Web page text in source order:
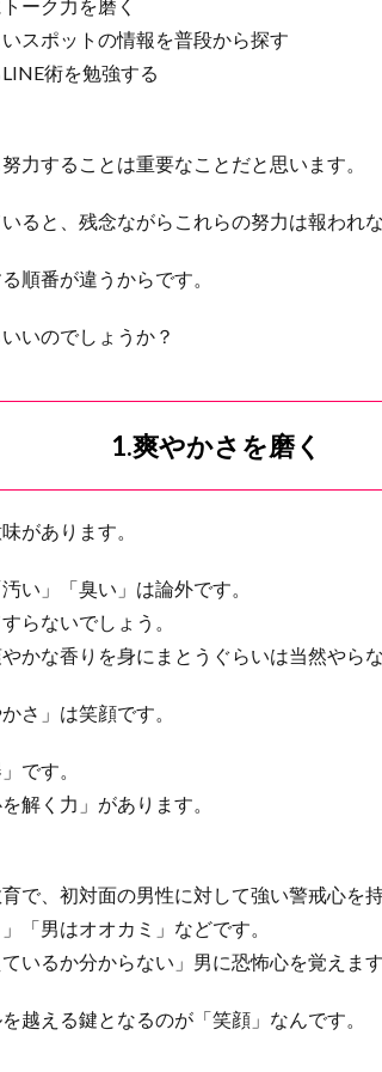
ーク力を磨く
スポットの情報を普段から探す
術を勉強する
力することは重要なことだと思います。
ると、残念ながらこれらの努力は報われな
順番が違うからです。
いのでしょうか？
1.爽やかさを磨く
があります。
い」「臭い」は論外です。
らないでしょう。
かな香りを身にまとうぐらいは当然やら
さ」は笑顔です。
です。
解く力」があります。
で、初対面の男性に対して強い警戒心を持
「男はオオカミ」などです。
いるか分からない」男に恐怖心を覚えます
越える鍵となるのが「笑顔」なんです。